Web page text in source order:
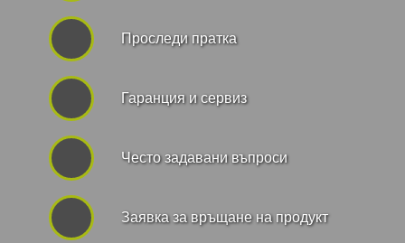
Проследи пратка
Гаранция и сервиз
Често задавани въпроси
Заявка за връщане на продукт